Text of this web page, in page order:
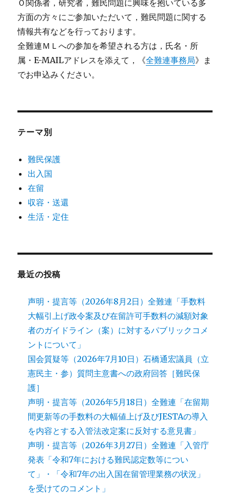
Ｏ関係者，研究者，難民問題に興味を抱いている多
方面の方々にご参加いただいて，難民問題に関する
情報共有などを行っております。
全難連ＭＬへの参加を希望される方は，氏名・所
属・E-MAILアドレスを添えて，《全難連事務局》ま
でお申込みください。
テーマ別
難民保護
出入国
在留
収容・送還
生活・定住
最近の投稿
声明・提言等（2026年8月2日）全難連「手数料
大幅引上げ政令案及び在留許可手数料の減額対象
者のガイドライン（案）に対するパブリックコメ
ントについて」
国会質疑等（2026年7月10日）石橋通宏議員（立
憲民主・参）質問主意書への政府回答［難民保
護］
声明・提言等（2026年5月18日）全難連「在留期
間更新等の手数料の大幅値上げ及びJESTAの導入
を内容とする入管法改定案に反対する意見書」
声明・提言等（2026年3月27日）全難連「入管庁
発表「令和7年における難民認定数等につい
て」・「令和7年の出入国在留管理業務の状況」
を受けてのコメント」